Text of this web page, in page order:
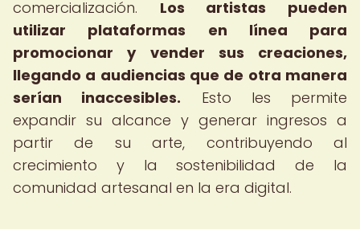
comercialización. Los artistas pueden
utilizar plataformas en línea para
promocionar y vender sus creaciones,
llegando a audiencias que de otra manera
serían inaccesibles. Esto les permite
expandir su alcance y generar ingresos a
partir de su arte, contribuyendo al
crecimiento y la sostenibilidad de la
comunidad artesanal en la era digital.